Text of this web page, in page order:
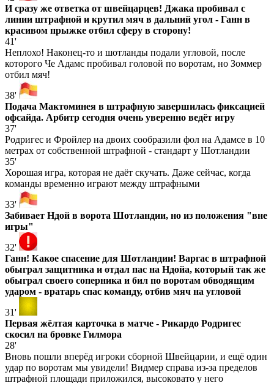
И сразу же ответка от швейцарцев! Джака пробивал с
линии штрафной и крутил мяч в дальний угол - Ганн в
красивом прыжке отбил сферу в сторону!
41'
Неплохо! Наконец-то и шотланды подали угловой, после
которого Че Адамс пробивал головой по воротам, но Зоммер
отбил мяч!
38'
Подача Мактоминея в штрафную завершилась фиксацией
офсайда. Арбитр сегодня очень уверенно ведёт игру
37'
Родригес и Фройлер на двоих сообразили фол на Адамсе в 10
метрах от собственной штрафной - стандарт у Шотландии
35'
Хорошая игра, которая не даёт скучать. Даже сейчас, когда
команды временно играют между штрафными
33'
Забивает Ндой в ворота Шотландии, но из положения "вне
игры"
32'
Ганн! Какое спасение для Шотландии! Варгас в штрафной
обыграл защитника и отдал пас на Ндойа, который так же
обыграл своего соперника и бил по воротам обводящим
ударом - вратарь спас команду, отбив мяч на угловой
31'
Первая жёлтая карточка в матче - Рикардо Родригес
скосил на бровке Гилмора
28'
Вновь пошли вперёд игроки сборной Швейцарии, и ещё один
удар по воротам мы увидели! Видмер справа из-за пределов
штрафной площади приложился, высоковато у него